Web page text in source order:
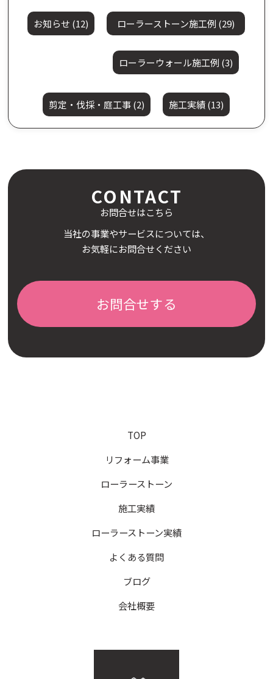
お知らせ (12) ローラーストーン施工例 (29)
ローラーウォール施工例 (3)
剪定・伐採・庭工事 (2) 施工実績 (13)
CONTACT
お問合せはこちら
当社の事業やサービスについては、
お気軽にお問合せください
お問合せする
TOP
リフォーム事業
ローラーストーン
施工実績
ローラーストーン実績
よくある質問
ブログ
会社概要